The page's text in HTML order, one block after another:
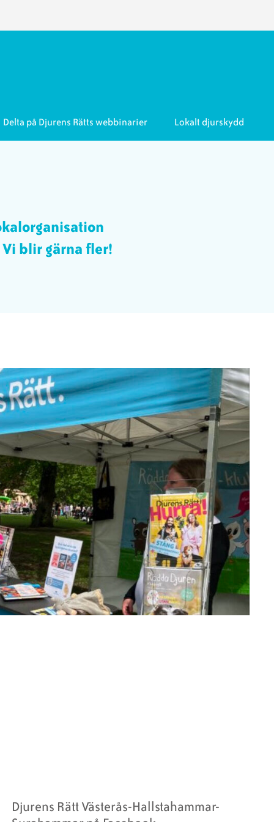
Delta på Djurens Rätts webbinarier Lokalt djurskydd
blir gärna fler!
Djurens Rätt Västerås-Hallstahammar-